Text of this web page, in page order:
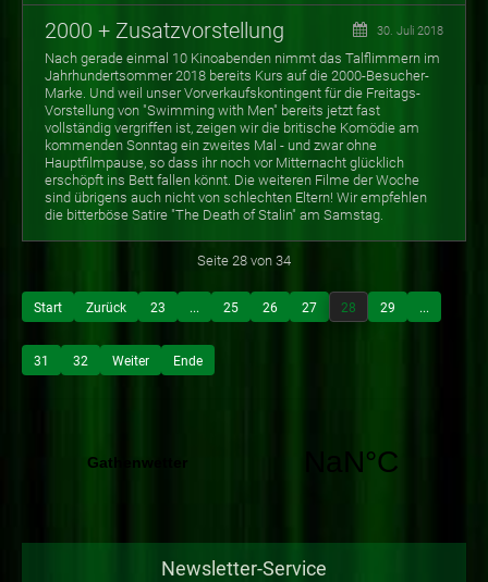
2000 + Zusatzvorstellung 30. Juli 2018
Nach gerade einmal 10 Kinoabenden nimmt das Talflimmern im
Jahrhundertsommer 2018 bereits Kurs auf die 2000-Besucher-
Marke. Und weil unser Vorverkaufskontingent für die Freitags-
Vorstellung von "Swimming with Men" bereits jetzt fast
vollständig vergriffen ist, zeigen wir die britische Komödie am
kommenden Sonntag ein zweites Mal - und zwar ohne
Hauptfilmpause, so dass ihr noch vor Mitternacht glücklich
erschöpft ins Bett fallen könnt. Die weiteren Filme der Woche
sind übrigens auch nicht von schlechten Eltern! Wir empfehlen
die bitterböse Satire "The Death of Stalin" am Samstag.
Seite 28 von 34
Start Zurück 23 ... 25 26 27 28 29 ...
31 32 Weiter Ende
Newsletter-Service